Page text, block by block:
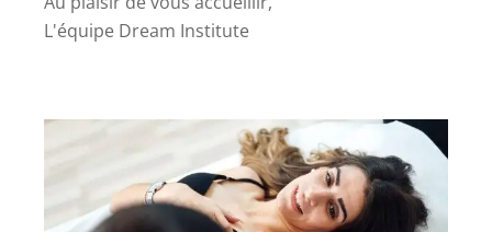
L'équipe Dream Institute